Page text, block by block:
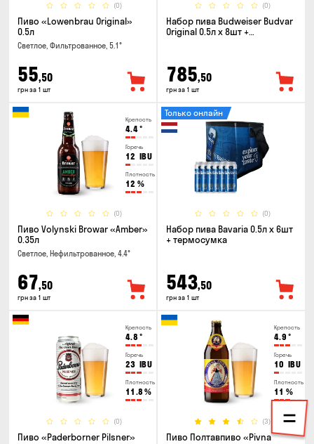
(0)
Пиво «Lowenbrau Original»
0.5л
Светлое, Фильтрованное, 5.1°
55,50
грн за 1 шт
(0)
Набор пива Budweiser Budvar
Original 0.5л x 8шт +
785,50
грн за 1 шт
Крепость
4.4°
Горечь
12 IBU
Плотность
12 %
(0)
Пиво Volynski Browar «Amber»
0.35л
Светлое, Нефильтрованное, 4.4°
67,50
грн за 1 шт
(0)
Только онлайн
Набор пива Bavaria 0.5л х 6шт
+ термосумка
543,50
грн за 1 шт
Крепость
4.8 °
Горечь
23 IBU
Плотность
11.8 %
(0)
Пиво «Paderborner Pilsner»
Крепость
4.9 °
Горечь
10 IBU
Плотность
11 %
(3)
Пиво Полтавпиво «Pivna